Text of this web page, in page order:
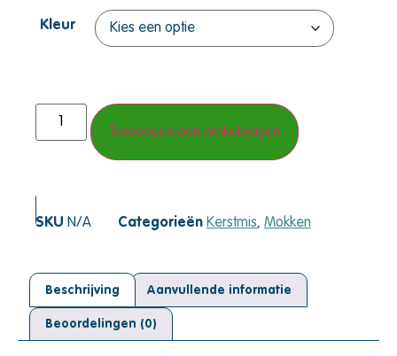
Kleur
Toevoegen aan winkelwagen
SKU N/A Categorieën Kerstmis, Mokken
Beschrijving Aanvullende informatie
Beoordelingen (0)